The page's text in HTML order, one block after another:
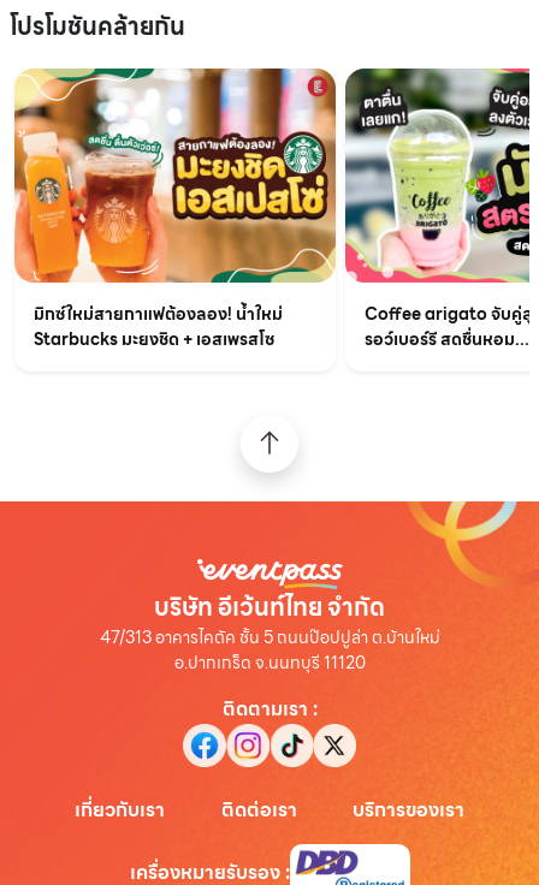
โปรโมชันคล้ายกัน
มิกซ์ใหม่สายกาแฟต้องลอง! น้ำใหม่
Starbucks มะยงชิด + เอสเพรสโซ
Coffee arigato จับคู่สุ
รอว์เบอร์รี สดชื่นหอม...
บริษัท อีเว้นท์ไทย จำกัด
47/313 อาคารไคตัค ชั้น 5 ถนนป๊อปปูล่า ต.บ้านใหม่
อ.ปากเกร็ด จ.นนทบุรี 11120
ติดตามเรา :
เกี่ยวกับเรา ติดต่อเรา บริการของเรา
เครื่องหมายรับรอง: